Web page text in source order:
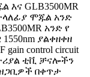
እና GLB3500MR
ሞጁል አንድ
አንድ የ
ያልቀዘቀዘ
control circuit
ቲቪ ቻናሎችን
በቀጥታ